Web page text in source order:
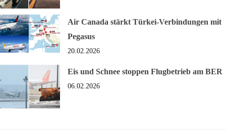
Air Canada stärkt Türkei-Verbindungen mit
Pegasus
20.02.2026
Eis und Schnee stoppen Flugbetrieb am BER
06.02.2026